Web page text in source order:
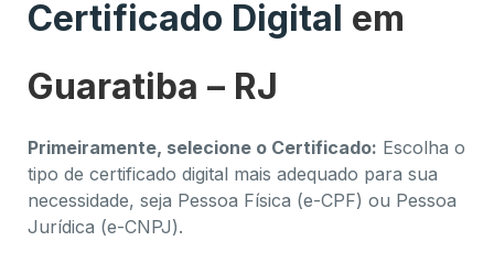
Certificado Digital em
Guaratiba – RJ
Primeiramente, selecione o Certificado: Escolha o
tipo de certificado digital mais adequado para sua
necessidade, seja Pessoa Física (e-CPF) ou Pessoa
Jurídica (e-CNPJ).